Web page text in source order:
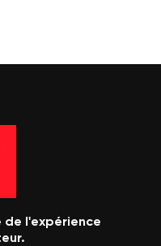
de l'expérience